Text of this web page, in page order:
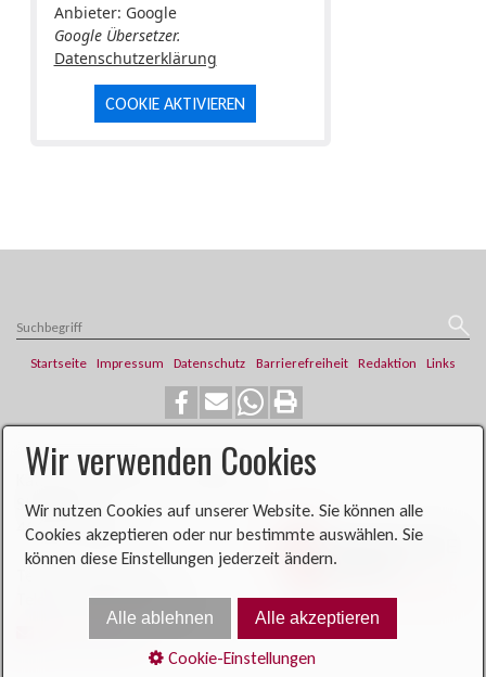
Anbieter: Google
Google Übersetzer.
Datenschutzerklärung
COOKIE AKTIVIEREN
Startseite Impressum Datenschutz Barrierefreiheit Redaktion Links
​​​​Katholische Pfarrei St. Franziskus
Steinweg 6
46419 Isselburg
Telefax: 02874 900396​​​​
Wir verwenden Cookies
Wir nutzen Cookies auf unserer Website. Sie können alle
Cookies akzeptieren oder nur bestimmte auswählen. Sie
können diese Einstellungen jederzeit ändern.
Alle ablehnen Alle akzeptieren
Cookie-Einstellungen